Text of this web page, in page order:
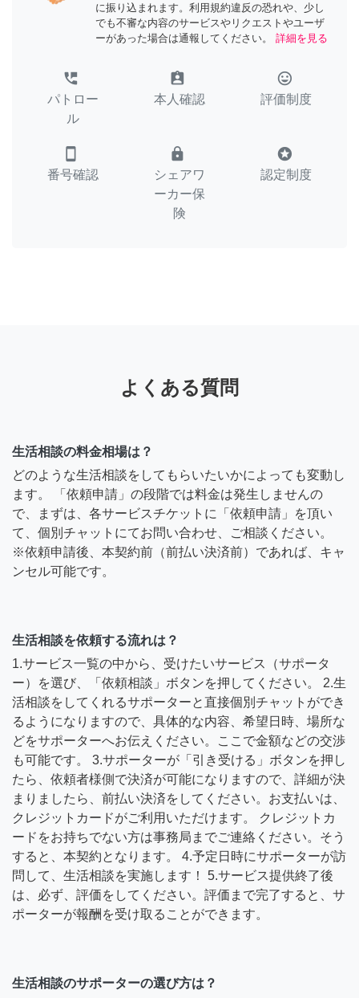
に振り込まれます。利用規約違反の恐れや、少し
でも不審な内容のサービスやリクエストやユーザ
ーがあった場合は通報してください。
詳細を見る
perm_phone_msg
パトロー
ル
assignment_ind
本人確認
tag_faces
評価制度
smartphone
番号確認
lock
シェアワ
ーカー保
険
stars
認定制度
よくある質問
生活相談の料金相場は？
どのような生活相談をしてもらいたいかによっても変動し
ます。 「依頼申請」の段階では料金は発生しませんの
で、まずは、各サービスチケットに「依頼申請」を頂い
て、個別チャットにてお問い合わせ、ご相談ください。
※依頼申請後、本契約前（前払い決済前）であれば、キャ
ンセル可能です。
生活相談を依頼する流れは？
1.サービス一覧の中から、受けたいサービス（サポータ
ー）を選び、「依頼相談」ボタンを押してください。 2.生
活相談をしてくれるサポーターと直接個別チャットができ
るようになりますので、具体的な内容、希望日時、場所な
どをサポーターへお伝えください。ここで金額などの交渉
も可能です。 3.サポーターが「引き受ける」ボタンを押し
たら、依頼者様側で決済が可能になりますので、詳細が決
まりましたら、前払い決済をしてください。お支払いは、
クレジットカードがご利用いただけます。 クレジットカ
ードをお持ちでない方は事務局までご連絡ください。そう
すると、本契約となります。 4.予定日時にサポーターが訪
問して、生活相談を実施します！ 5.サービス提供終了後
は、必ず、評価をしてください。評価まで完了すると、サ
ポーターが報酬を受け取ることができます。
生活相談のサポーターの選び方は？